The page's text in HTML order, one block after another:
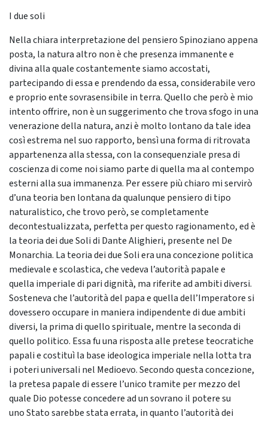
I due soli
Nella chiara interpretazione del pensiero Spinoziano appena
posta, la natura altro non è che presenza immanente e
divina alla quale costantemente siamo accostati,
partecipando di essa e prendendo da essa, considerabile vero
e proprio ente sovrasensibile in terra. Quello che però è mio
intento offrire, non è un suggerimento che trova sfogo in una
venerazione della natura, anzi è molto lontano da tale idea
così estrema nel suo rapporto, bensì una forma di ritrovata
appartenenza alla stessa, con la consequenziale presa di
coscienza di come noi siamo parte di quella ma al contempo
esterni alla sua immanenza. Per essere più chiaro mi servirò
d’una teoria ben lontana da qualunque pensiero di tipo
naturalistico, che trovo però, se completamente
decontestualizzata, perfetta per questo ragionamento, ed è
la teoria dei due Soli di Dante Alighieri, presente nel De
Monarchia. La teoria dei due Soli era una concezione politica
medievale e scolastica, che vedeva l’autorità papale e
quella imperiale di pari dignità, ma riferite ad ambiti diversi.
Sosteneva che l’autorità del papa e quella dell’Imperatore si
dovessero occupare in maniera indipendente di due ambiti
diversi, la prima di quello spirituale, mentre la seconda di
quello politico. Essa fu una risposta alle pretese teocratiche
papali e costituì la base ideologica imperiale nella lotta tra
i poteri universali nel Medioevo. Secondo questa concezione,
la pretesa papale di essere l’unico tramite per mezzo del
quale Dio potesse concedere ad un sovrano il potere su
uno Stato sarebbe stata errata, in quanto l’autorità dei